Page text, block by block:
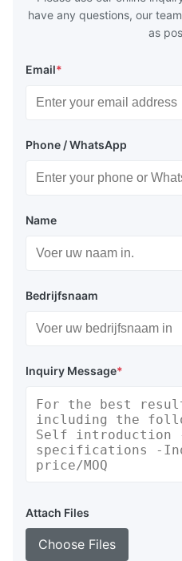
have any questions, our
as
Email*
Phone / WhatsApp
Name
Bedrijfsnaam
Inquiry Message*
Attach Files
Choose Files